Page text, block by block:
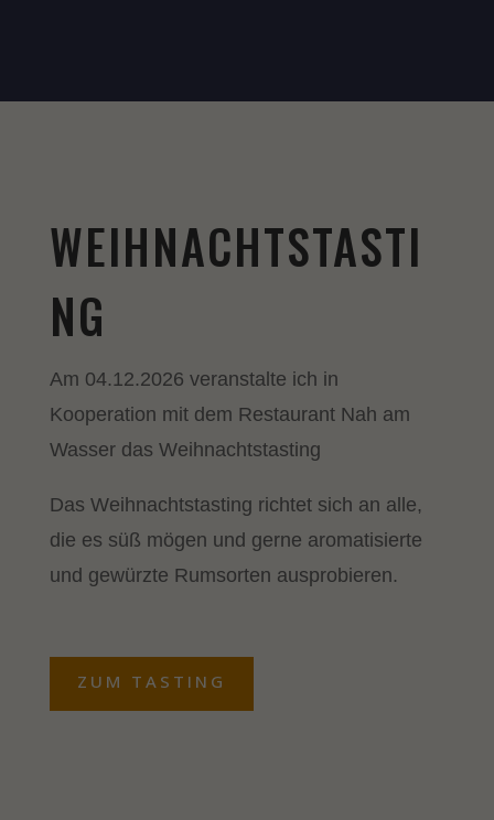
WEIHNACHTSTASTI
NG
Am 04.12.2026 veranstalte ich in
Kooperation mit dem Restaurant Nah am
Wasser das Weihnachtstasting
Das Weihnachtstasting richtet sich an alle,
die es süß mögen und gerne aromatisierte
und gewürzte Rumsorten ausprobieren.
ZUM TASTING